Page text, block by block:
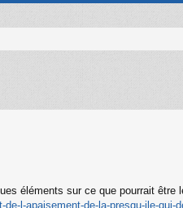
éléments sur ce que pourrait
l-apaisement-de-la-presqu-ile-qui-